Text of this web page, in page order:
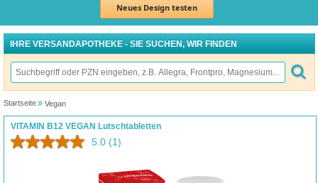
Neues Design testen
IHRE VERSANDAPOTHEKE - SIE SUCHEN, WIR FINDEN
Startseite Vegan
VITAMIN B12 VEGAN Lutschtabletten
5.0 (1)